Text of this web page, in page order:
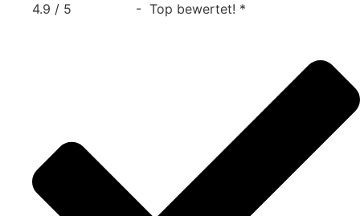
4.9 / 5 - Top bewertet! *